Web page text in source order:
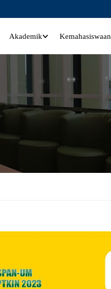
Akademik Kemahasiswaan